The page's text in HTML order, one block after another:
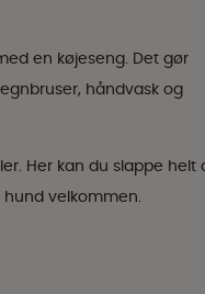
en køjeseng. Det gør
håndvask og
Her kan du slappe helt
velkommen.